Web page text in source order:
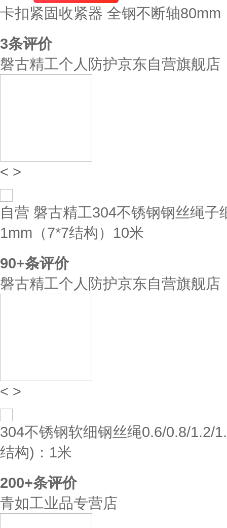
卡扣紧固收紧器 全钢不断轴80mm
3条评价
磐古精工个人防护京东自营旗舰店
< >
自营 磐古精工304不锈钢钢丝绳
1mm（7*7结构）10米
90+条评价
磐古精工个人防护京东自营旗舰店
< >
304不锈钢软细钢丝绳0.6/0.8/1.2/
结构)：1米
200+条评价
青如工业品专营店